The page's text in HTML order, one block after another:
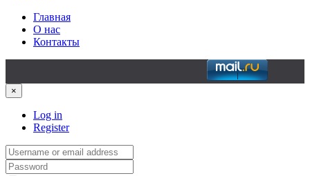
Главная
О нас
Контакты
×
Log in
Register